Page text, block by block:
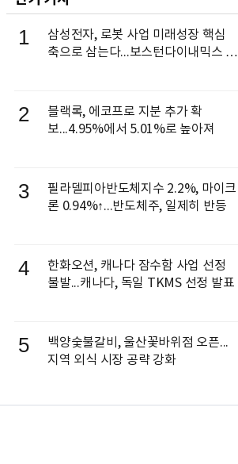
1
삼성전자, 로봇 사업 미래성장 핵심
축으로 삼는다...보스턴다이내믹스 출
2
블랙록, 에코프로 지분 추가 확
보...4.95%에서 5.01%로 높아져
3
필라델피아반도체지수 2.2%, 마이크
론 0.94%↑...반도체주, 일제히 반등
4
한화오션, 캐나다 잠수함 사업 선정
불발...캐나다, 독일 TKMS 선정 발표
5
백양숯불갈비, 울산꽃바위점 오픈...
지역 외식 시장 공략 강화